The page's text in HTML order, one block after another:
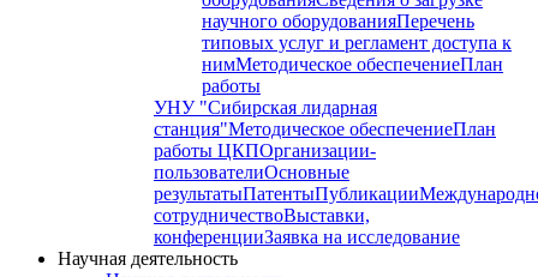
научного оборудованияПеречень
типовых услуг и регламент доступа к
нимМетодическое обеспечениеПлан
работы
УНУ "Сибирская лидарная
станция"Методическое обеспечениеПлан
работы ЦКПОрганизации-
пользователиОсновные
результатыПатентыПубликации
сотрудничествоВыставки,
конференцииЗаявка на исследование
Научная деятельность